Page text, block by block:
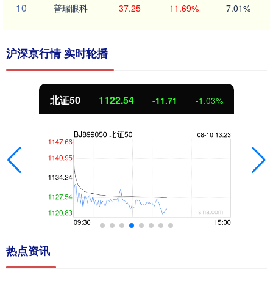
10 普瑞眼科 37.25 11.69% 7.01%
沪深京行情 实时轮播
北证50 1122.35 -11.90 -1.05%
热点资讯